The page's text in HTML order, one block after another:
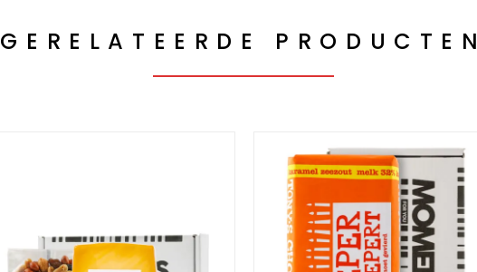
GERELATEERDE PRODUCTEN